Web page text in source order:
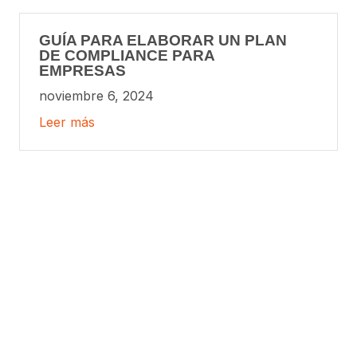
GUÍA PARA ELABORAR UN PLAN
DE COMPLIANCE PARA
EMPRESAS
noviembre 6, 2024
Leer más